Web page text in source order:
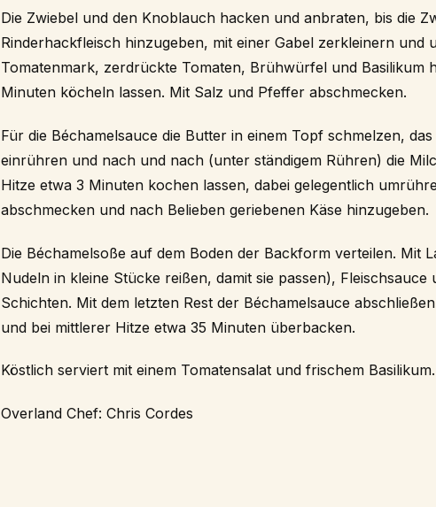
Die Zwiebel und den Knoblauch hacken und anbraten, bis die
Rinderhackfleisch hinzugeben, mit einer Gabel zerkleinern und
Tomatenmark, zerdrückte Tomaten, Brühwürfel und Basilikum
Minuten köcheln lassen. Mit Salz und Pfeffer abschmecken.
Für die Béchamelsauce die Butter in einem Topf schmelzen,
einrühren und nach und nach (unter ständigem Rühren) die
Hitze etwa 3 Minuten kochen lassen, dabei gelegentlich
abschmecken und nach Belieben geriebenen Käse hinzugeben.
Die Béchamelsoße auf dem Boden der Backform verteilen. Mit
Nudeln in kleine Stücke reißen, damit sie passen), Fleischsauce
Schichten. Mit dem letzten Rest der Béchamelsauce
und bei mittlerer Hitze etwa 35 Minuten überbacken.
Köstlich serviert mit einem Tomatensalat und frischem Basilikum.
Overland Chef: Chris Cordes